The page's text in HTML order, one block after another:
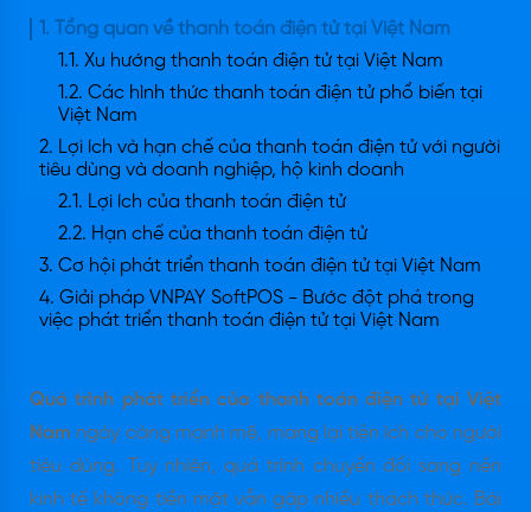
1. Tổng quan về thanh toán điện tử tại Việt Nam
1.1. Xu hướng thanh toán điện tử tại Việt Nam
1.2. Các hình thức thanh toán điện tử phổ biến tại
Việt Nam
2. Lợi ích và hạn chế của thanh toán điện tử với người
tiêu dùng và doanh nghiệp, hộ kinh doanh
2.1. Lợi ích của thanh toán điện tử
2.2. Hạn chế của thanh toán điện tử
3. Cơ hội phát triển thanh toán điện tử tại Việt Nam
4. Giải pháp VNPAY SoftPOS - Bước đột phá trong
việc phát triển thanh toán điện tử tại Việt Nam
Quá trình phát triển của thanh toán điện tử tại Việt
Nam ngày càng mạnh mẽ, mang lại tiện ích cho người
tiêu dùng. Tuy nhiên, quá trình chuyển đổi sang nền
kinh tế không tiền mặt vẫn gặp nhiều thách thức. Bài